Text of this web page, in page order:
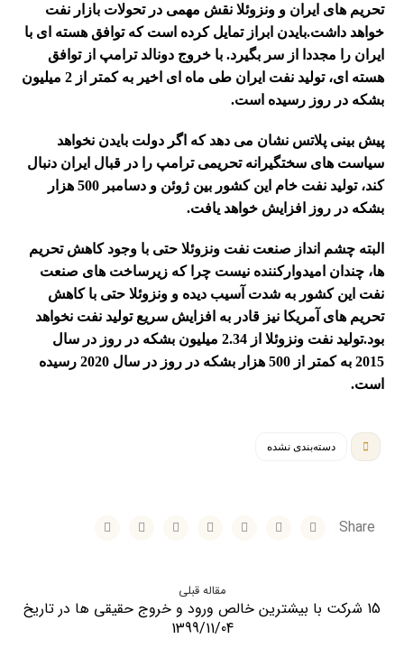
تحریم های ایران و ونزوئلا نقش مهمی در تحولات بازار نفت
خواهد داشت.بایدن ابراز تمایل کرده است که توافق هسته ای با
ایران را مجددا از سر بگیرد. با خروج دونالد ترامپ از توافق
هسته ای، تولید نفت ایران طی ماه ای اخیر به کمتر از 2 میلیون
بشکه در روز رسیده است.
پیش بینی پلاتس نشان می دهد که اگر دولت بایدن نخواهد
سیاست های سختگیرانه تحریمی ترامپ را در قبال ایران دنبال
کند، تولید نفت خام این کشور بین ژوئن و دسامبر 500 هزار
بشکه در روز افزایش خواهد یافت.
البته چشم انداز صنعت نفت ونزوئلا حتی با وجود کاهش تحریم
ها، چندان امیدوارکننده نیست چرا که زیرساخت های صنعت
نفت این کشور به شدت آسیب دیده و ونزوئلا حتی با کاهش
تحریم های آمریکا نیز قادر به افزایش سریع تولید نفت نخواهد
بود.
تولید نفت ونزوئلا از 2.34 میلیون بشکه در روز در سال
2015 به کمتر از 500 هزار بشکه در روز در سال 2020 رسیده
است.
دسته‌بندی نشده
مقاله قبلی
15 شرکت با بیشترین خالص ورود و خروج حقیقی ها در تاریخ
1399/11/04